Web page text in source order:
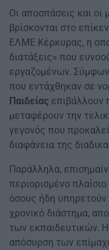
Οι αποσπάσεις και οι
βρίσκονται στο
ΕΛΜΕ Κέρκυρας, η
διατάξεις» που
εργαζομένων.
που εντάχθηκαν σε
Παιδείας επιβάλλουν
μεταφέρουν την
γεγονός που
διαφάνεια της
Παράλληλα,
περιορισμένο
όσους ήδη υπηρετούν
χρονικό διάστημα,
των εκπαιδευτικών.
απόσυρση των